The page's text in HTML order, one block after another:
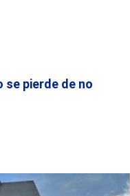
se pierde de no